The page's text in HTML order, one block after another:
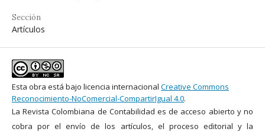
Sección
Artículos
Esta obra está bajo licencia internacional Creative Commons
Reconocimiento-NoComercial-CompartirIgual 4.0.
La Revista Colombiana de Contabilidad es de acceso abierto y no
cobra por el envío de los artículos, el proceso editorial y la